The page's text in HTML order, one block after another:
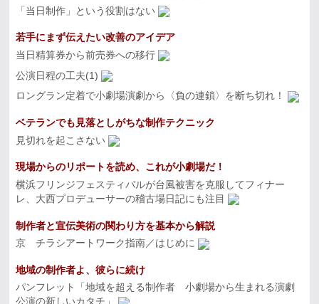
「当日制作」という役割はない
若手にまず伝えたい改善のアイデア
当日精算券から前売券への移行
公演日程の工夫(1)
ロングラン定着で小劇場演劇から〈負の連鎖〉を断ち切れ！
ベテランでも見落としがちな制作テクニック
見切れを起こさない
現場からのリポートを読め、これが小劇場だ！
横浜フリンジフェスティバルが台風被害を克服してフィナー
レ、大西プロデューサーの稽古場日記にも注目
制作者と宣伝美術の関わり方を基本から解説
京 チラシアートワーク指南／はじめに
地域の制作者よ、彼らに続け
パンフレット「地域を超える制作者 小劇場から生まれる演劇
公演の新しいカタチ」